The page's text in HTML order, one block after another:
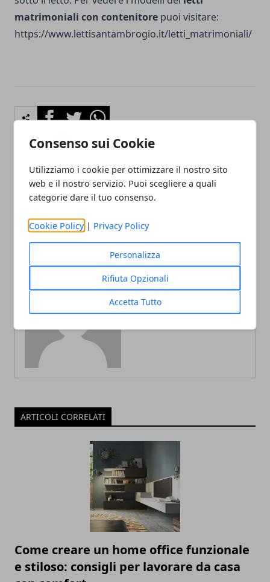
Consenso sui Cookie
Utilizziamo i cookie per ottimizzare il nostro sito
web e il nostro servizio. Puoi scegliere a quali
categorie dare il tuo consenso.
Cookie Policy | Privacy Policy
Personalizza
Rifiuta Opzionali
Accetta Tutto
matrimoniali con contenitore puoi visitare:
https://www.lettisantambrogio.it/letti_matrimoniali/
FacebookTwitterWhatsapp
Articolo Precedente
La grande tradizione
Articolo Successivo
Redazione
ARTICOLI CORRELATI
Come creare un home office funzionale
e stiloso: consigli per lavorare da casa